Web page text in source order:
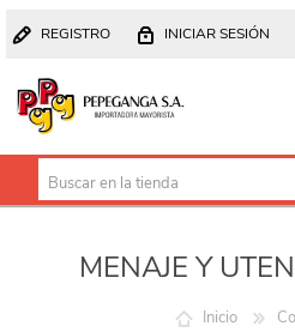
REGISTRO INICIAR SESIÓN
MENAJE Y
Inicio